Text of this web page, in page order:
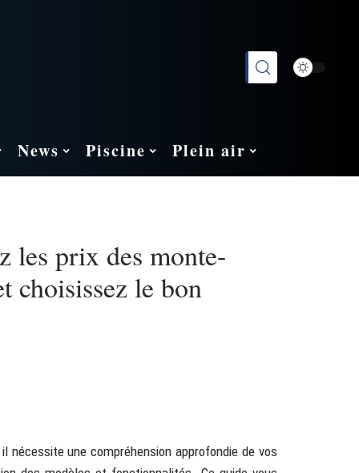
News Piscine Plein air
les prix des monte-
choisissez le bon
nécessite une compréhension approfondie de vos